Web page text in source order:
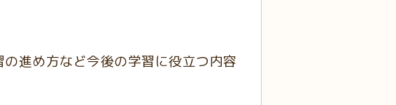
進め方など今後の学習に役立つ内容